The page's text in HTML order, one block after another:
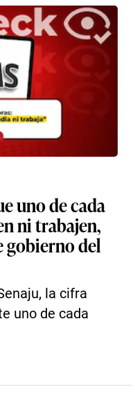
uno de cada
ni trabajen,
gobierno del
la cifra
uno de cada